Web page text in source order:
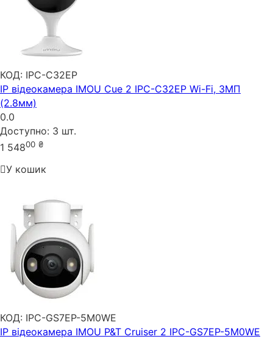
КОД: IPC-C32EP
IP відеокамера IMOU Cue 2 IPC-C32EP Wi-Fi, 3МП
(2.8мм)
0.0
Доступно: 3 шт.
1 54800 ₴
У кошик
КОД: IPC-GS7EP-5M0WE
IP відеокамера IMOU P&T Cruiser 2 IPC-GS7EP-5M0WE